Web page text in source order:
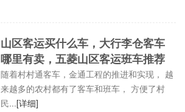
山区客运买什么车，大行李仓客车
哪里有卖，五菱山区客运班车推荐
随着村村通客车，金通工程的推进和实现， 越
来越多的农村都有了客车和班车， 方便了村
民...[详细]